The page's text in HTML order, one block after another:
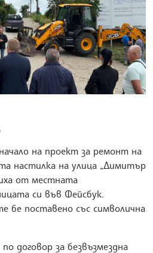
на проект за ремонт на
настилка на улица „Димитър
от местната
си във Фейсбук.
бе поставено със символична
договор за безвъзмездна